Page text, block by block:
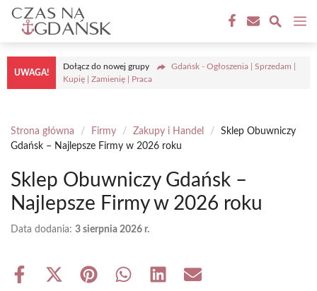
Przejdź
treści
UWAGA!
Dołącz do nowej grupy
Gdańsk - Ogłoszenia | Sprzedam |
Kupię | Zamienię | Praca
Strona główna / Firmy / Zakupy i Handel /
Sklep Obuwniczy
Gdańsk – Najlepsze Firmy w 2026 roku
Sklep Obuwniczy Gdańsk –
Najlepsze Firmy w 2026 roku
Data dodania: 3 sierpnia 2026 r.
Share
Share Share Share Share Share